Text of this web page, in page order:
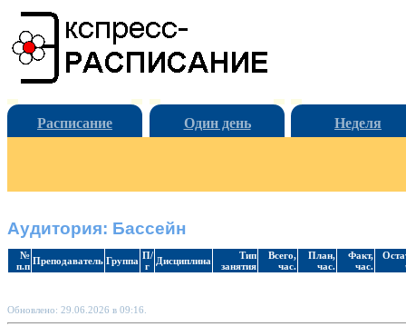
Расписание Один день Неделя
Аудитория: Бассейн
№
п.п Преподаватель Группа П/
г
Дисциплина
Тип
занятия
Всего,
час.
План,
час.
Факт,
час.
Обновлено: 29.06.2026 в 09:16.